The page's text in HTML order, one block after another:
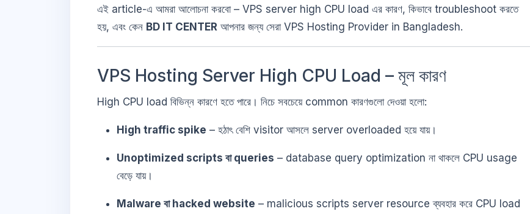
এই article-এ আমরা আলোচনা করবো – VPS server high CPU load এর কারণ, কিভাবে troubleshoot করতে
হয়, এবং কেন BD IT CENTER আপনার জন্য সেরা VPS Hosting Provider in Bangladesh.
VPS Hosting Server High CPU Load – মূল কারণ
High CPU load বিভিন্ন কারণে হতে পারে। নিচে সবচেয়ে common কারণগুলো দেওয়া হলো:
High traffic spike – হঠাৎ বেশি visitor আসলে server overloaded হয়ে যায়।
Unoptimized scripts বা queries – database query optimization না থাকলে CPU usage
বেড়ে যায়।
Malware বা hacked website – malicious scripts server resource ব্যবহার করে CPU load